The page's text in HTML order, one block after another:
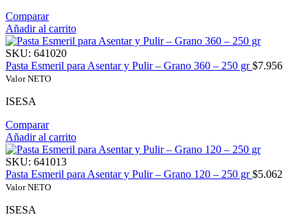
Comparar
Añadir al carrito
SKU: 641020
Pasta Esmeril para Asentar y Pulir – Grano 360 – 250 gr$7.956
Valor NETO
ISESA
Comparar
Añadir al carrito
SKU: 641013
Pasta Esmeril para Asentar y Pulir – Grano 120 – 250 gr$5.062
Valor NETO
ISESA